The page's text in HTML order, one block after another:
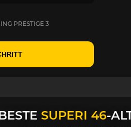
PRESTIGE 3
SUPERI 46-